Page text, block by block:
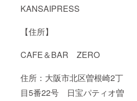
KANSAIPRESS
【住所】
CAFE＆BAR ZERO
住所：大阪市北区曽根崎2丁
目5番22号 日宝パティオ曽